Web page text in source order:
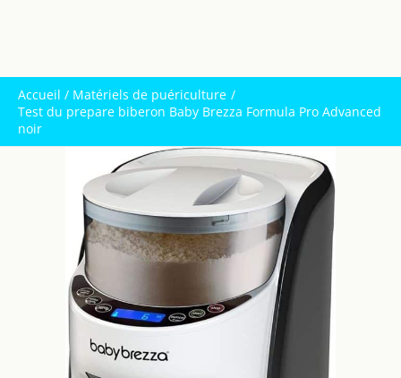
Accueil
Matériels de puériculture
Test du prepare biberon Baby Brezza Formula Pro Advanced
noir